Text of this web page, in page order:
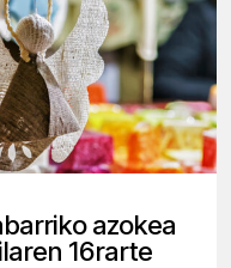
azokea
16rarte